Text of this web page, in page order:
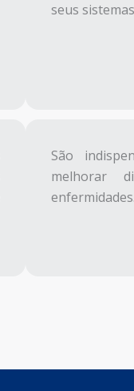
seus
São
melhorar
enfermidades.